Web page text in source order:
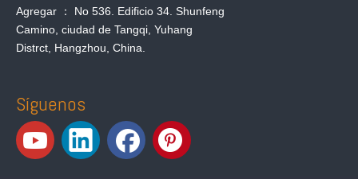
Agregar ： No 536. Edificio 34. Shunfeng
Camino, ciudad de Tangqi, Yuhang
Distrct, Hangzhou, China.
Síguenos